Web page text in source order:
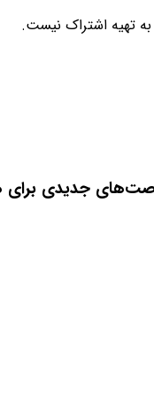
جدیدی
تهیه اشتراک نیست.